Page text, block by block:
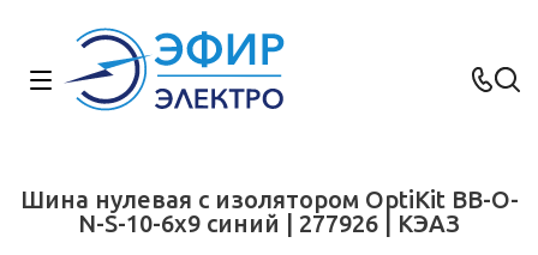
Шина нулевая с изолятором OptiKit BB-O-
N-S-10-6х9 синий | 277926 | КЭАЗ